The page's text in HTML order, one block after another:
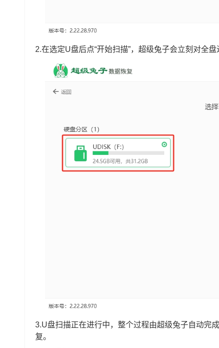
2.在选定U盘后点“开始扫描”，超级兔子会立刻对全
3.U盘扫描正在进行中，整个过程由超级兔子自动完
复。